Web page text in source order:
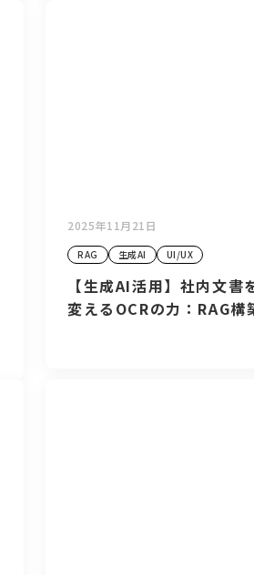
2025年11月21日
RAG 生成AI UI/UX
【生成AI活用】社内文書
変えるOCRの力：RAG構